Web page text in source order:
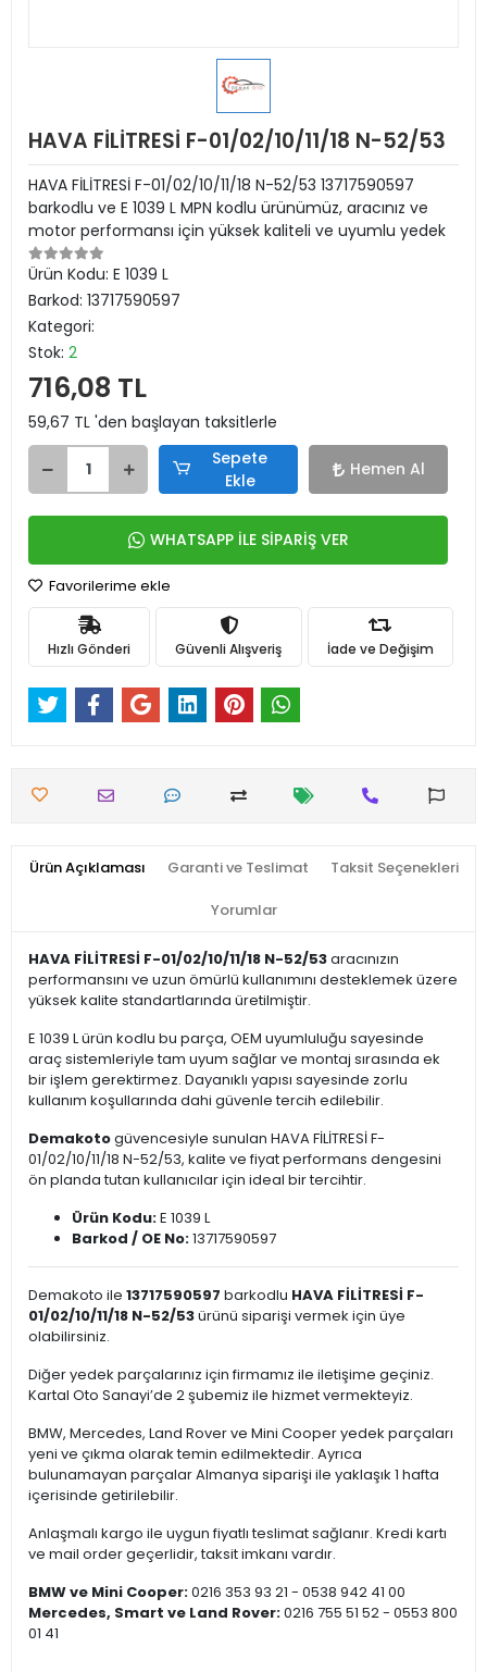
HAVA FİLİTRESİ F-01/02/10/11/18 N-52/53
HAVA FİLİTRESİ F-01/02/10/11/18 N-52/53 13717590597
barkodlu ve E 1039 L MPN kodlu ürünümüz, aracınız ve
motor performansı için yüksek kaliteli ve uyumlu yedek
Ürün Kodu: E 1039 L
Barkod: 13717590597
Kategori:
Stok: 2
716,08 TL
59,67 TL 'den başlayan taksitlerle
Sepete
Ekle
Hemen Al
WHATSAPP İLE SİPARİŞ VER
Favorilerime ekle
Hızlı Gönderi Güvenli Alışveriş İade ve Değişim
Ürün Açıklaması Garanti ve Teslimat Taksit Seçenekleri
Yorumlar
HAVA FİLİTRESİ F-01/02/10/11/18 N-52/53aracınızın
performansını ve uzun ömürlü kullanımını desteklemek üzere
yüksek kalite standartlarında üretilmiştir.
E 1039 L ürün kodlu bu parça, OEM uyumluluğu sayesinde
araç sistemleriyle tam uyum sağlar ve montaj sırasında ek
bir işlem gerektirmez. Dayanıklı yapısı sayesinde zorlu
kullanım koşullarında dahi güvenle tercih edilebilir.
Demakotogüvencesiyle sunulan HAVA FİLİTRESİ F-
01/02/10/11/18 N-52/53, kalite ve fiyat performans dengesini
ön planda tutan kullanıcılar için ideal bir tercihtir.
Ürün Kodu:E 1039 L
Barkod / OE No:13717590597
Demakoto ile 13717590597 barkodlu HAVA FİLİTRESİ F-
01/02/10/11/18 N-52/53ürünü siparişi vermek için üye
olabilirsiniz.
Diğer yedek parçalarınız için firmamız ile iletişime geçiniz.
Kartal Oto Sanayi’de 2 şubemiz ile hizmet vermekteyiz.
BMW, Mercedes, Land Rover ve Mini Cooper yedek parçaları
yeni ve çıkma olarak temin edilmektedir. Ayrıca
bulunamayan parçalar Almanya siparişi ile yaklaşık 1 hafta
içerisinde getirilebilir.
Anlaşmalı kargo ile uygun fiyatlı teslimat sağlanır. Kredi kartı
ve mail order geçerlidir, taksit imkanı vardır.
BMW ve Mini Cooper:0216 353 93 21 - 0538 942 41 00
Mercedes, Smart ve Land Rover:0216 755 51 52 - 0553 800
01 41